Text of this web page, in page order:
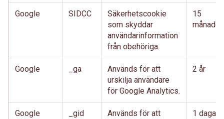
Google SIDCC
Säkerhetscookie
som skyddar
användarinformation
från obehöriga.
15
månader
Google _ga
Används för att
urskilja användare
för Google Analytics.
2 år
Google _gid
Används för att
1 dagar